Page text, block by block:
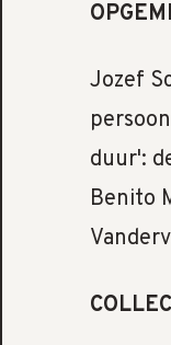
Jozef
duur':
Benito